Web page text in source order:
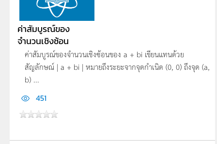
ค่าสัมบูรณ์ของ
จำนวนเชิงซ้อน
ค่าสัมบูรณ์ของจำนวนเชิงซ้อนของ a + bi เขียนแทนด้วย
สัญลักษณ์ | a + bi | หมายถึงระยะจากจุดกำเนิด (0, 0) ถึงจุด (a,
b) ...
451